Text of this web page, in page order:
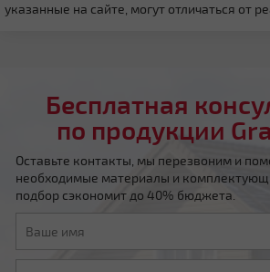
указанные на сайте, могут отличаться от
Бесплатная
по продукции
Оставьте контакты, мы перезвоним и
необходимые материалы и
подбор сэкономит до 40% бюджета.